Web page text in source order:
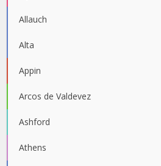
Allauch
Alta
Appin
Arcos de Valdevez
Ashford
Athens